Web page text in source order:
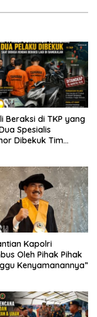
Beraksi di TKP yang
Spesialis
Dibekuk Tim
Kapolri
Oleh Pihak Pihak
Kenyamanannya”